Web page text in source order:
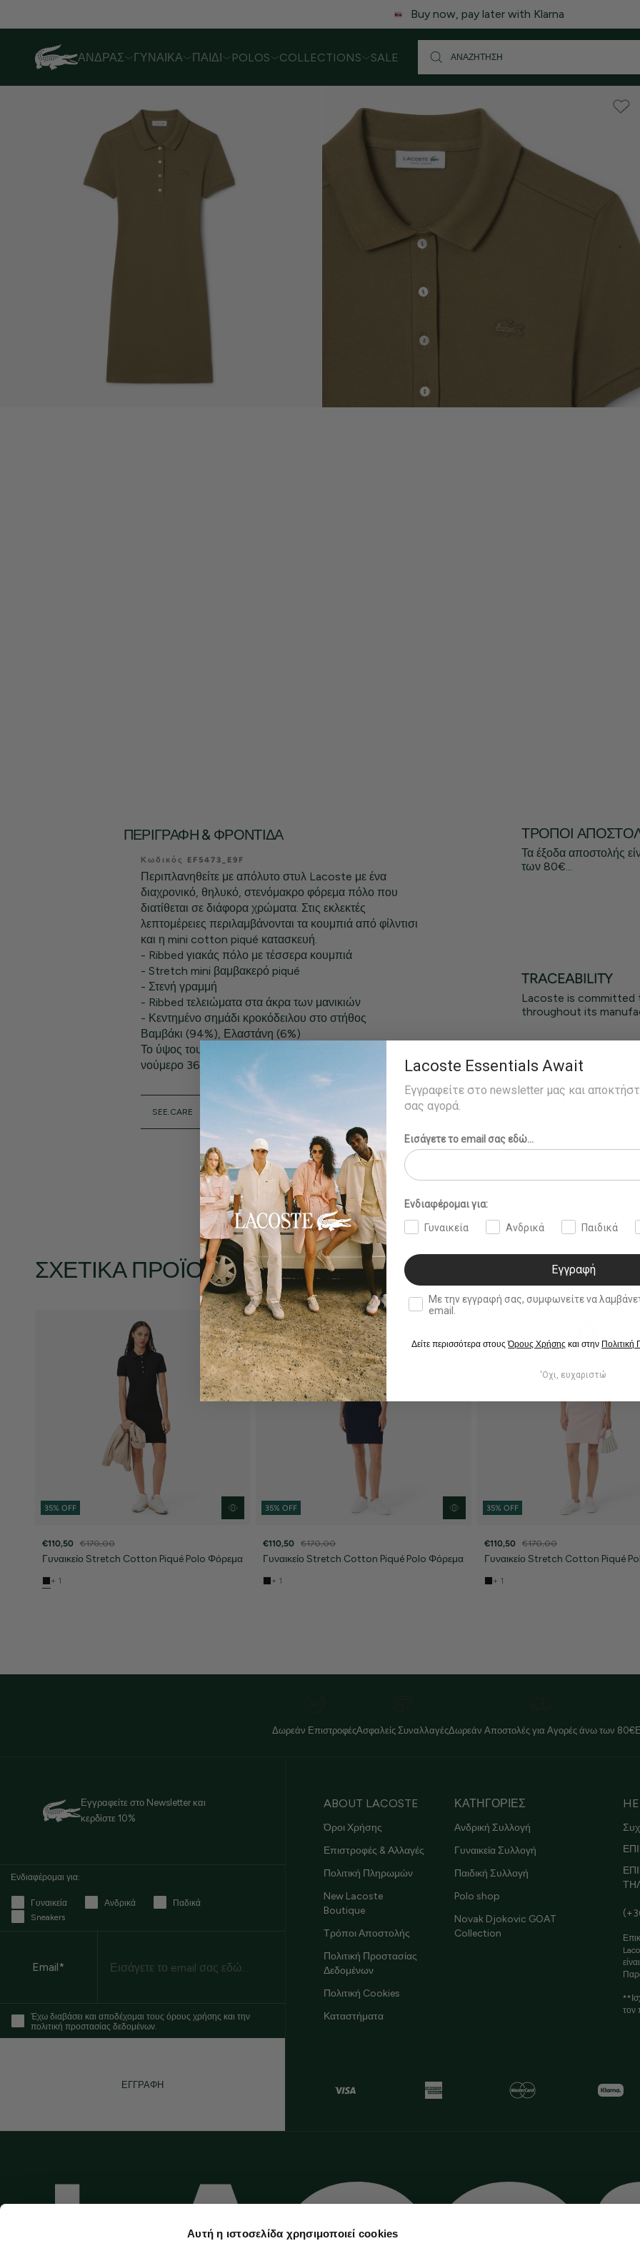
Αυτή η ιστοσελίδα χρησιμοποιεί cookies
Buy now, pay later with Klarna
ΆΝΔΡΑΣ ΓΥΝΑΊΚΑ ΠΑΙΔΊ POLOS COLLECTIONS SALE
ΠΕΡΙΓΡΑΦΉ & ΦΡΟΝΤΊΔΑ
Κωδικός EF5473_E9F
Περιπλανηθείτε με απόλυτο στυλ Lacoste με ένα
διαχρονικό, θηλυκό, στενόμακρο φόρεμα πόλο που
διατίθεται σε διάφορα χρώματα. Στις εκλεκτές
λεπτομέρειες περιλαμβάνονται τα κουμπιά από φίλντισι
και η mini cotton piqué κατασκευή.
- Ribbed γιακάς πόλο με τέσσερα κουμπιά
- Stretch mini βαμβακερό piqué
- Στενή γραμμή
- Ribbed τελειώματα στα άκρα των μανικιών
- Κεντημένο σημάδι κροκόδειλου στο στήθος
Βαμβάκι (94%), Ελαστάνη (6%)
Το ύψος του μοντέλου είναι 1,80 μ. και φοράει το
νούμερο 36.
SEE.CARE
ΤΡΌΠΟΙ
Τα έξοδα αποστολής
των 80€...
TRACEABILITY
Lacoste is
throughout its
ΣΧΕΤΙΚΆ ΠΡΟΪΌΝΤΑ
35% OFF
€110,50 €170,00
Γυναικείο Stretch Cotton Piqué Polo Φόρεμα
+ 1
35% OFF
€110,50 €170,00
Γυναικείο Stretch Cotton Piqué Polo Φόρεμα
+ 1
35% OFF
€110,50 €170,00
Γυναικείο Stretch Cotton Piqué
+ 1
Δωρεάν ΕπιστροφέςΑσφαλείς ΣυναλλαγέςΔωρεάν Αποστολές για Αγορές άνω των 80€
Εγγραφείτε στο Newsletter και
κερδίστε 10%
Ενδιαφέρομαι για:
Γυναικεία Ανδρικά
Παδικά
Sneakers
Email*
Έχω διαβάσει και αποδέχομαι τους όρους χρήσης και την
πολιτική προστασίας δεδομένων.
ΕΓΓΡΑΦΗ
ABOUT LACOSTE
Όροι Χρήσης
Επιστροφές & Αλλαγές
Πολιτική Πληρωμών
New Lacoste
Boutique
Τρόποι Αποστολής
Πολιτική Προστασίας
Δεδομένων
Πολιτική Cookies
Καταστήματα
ΚΑΤΗΓΟΡΙΕΣ
Ανδρική Συλλογή
Γυναικεία Συλλογή
Παιδική Συλλογή
Polo shop
Novak Djokovic GOAT
Collection
τον
Lacoste Essentials Await
Εγγραφείτε στο newsletter μας και
σας αγορά.
Εισάγετε το email σας εδώ...
Ενδιαφέρομαι για:
Γυναικεία Ανδρικά Παιδικά
Εγγραφή
double opt in
Με την εγγραφή σας, συμφωνείτε να λαμβάνετε
email.
Δείτε περισσότερα στουςΌρους Χρήσης και στην
'Οχι, ευχαριστώ